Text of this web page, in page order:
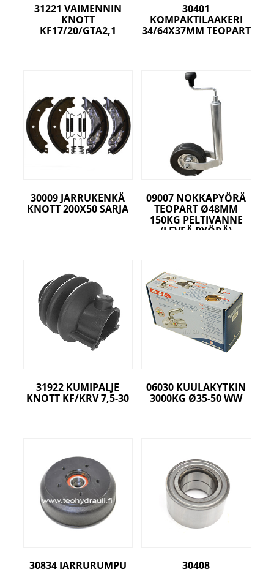
31221 VAIMENNIN
KNOTT
KF17/20/GTA2,1
30401
KOMPAKTILAAKERI
34/64X37MM TEOPART
30009 JARRUKENKÄ
KNOTT 200X50 SARJA
09007 NOKKAPYÖRÄ
TEOPART Ø48MM
150KG PELTIVANNE
(LEVEÄ PYÖRÄ)
31922 KUMIPALJE
KNOTT KF/KRV 7,5-30
06030 KUULAKYTKIN
3000KG Ø35-50 WW
30834 JARRURUMPU
30408